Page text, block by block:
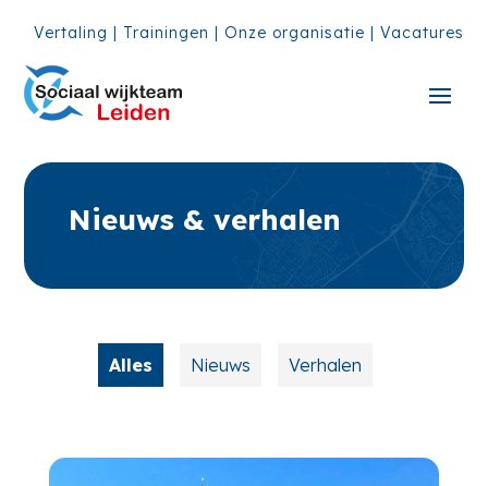
Vertaling | Trainingen | Onze organisatie | Vacatures
Nieuws & verhalen
Alles Nieuws Verhalen